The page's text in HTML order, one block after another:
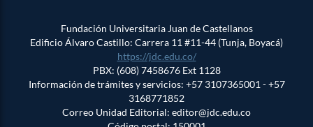
Fundación Universitaria Juan de Castellanos
Edificio Álvaro Castillo: Carrera 11 #11-44 (Tunja, Boyacá)
https://jdc.edu.co/
PBX: (608) 7458676 Ext 1128
Información de trámites y servicios: +57 3107365001 - +57
3168771852
Correo Unidad Editorial: editor@jdc.edu.co